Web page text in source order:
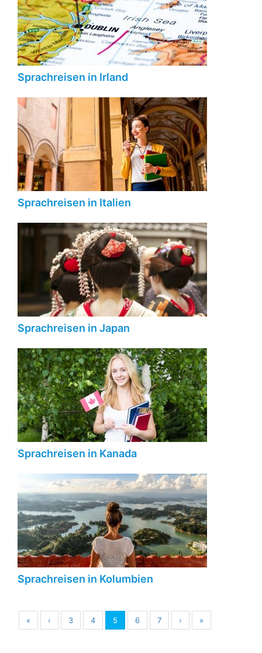
Sprachreisen in Irland
Sprachreisen in Italien
Sprachreisen in Japan
Sprachreisen in Kanada
Sprachreisen in Kolumbien
« ‹ 3 4 5 6 7 › »